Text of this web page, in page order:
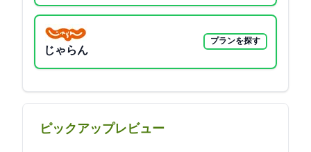
じゃらん
プランを探す
ピックアップレビュー